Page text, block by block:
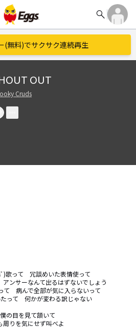
search
(無料)でサクサク連続再生
OUT
Cruds
)歌って　冗談めいた表情使って
ンサーなんて出るはずないでしょう
て　病んで全部が気に入らないって
って　何かが変わる訳じゃない
の目を見て頷いて
周りを気にせず叫べよ